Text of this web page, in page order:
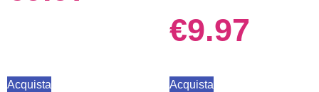
Acquista
€9.97
Acquista